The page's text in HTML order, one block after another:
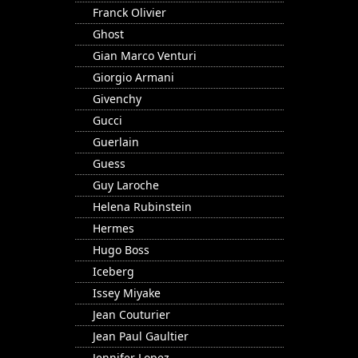
Franck Olivier
Ghost
Gian Marco Venturi
Giorgio Armani
Givenchy
Gucci
Guerlain
Guess
Guy Laroche
Helena Rubinstein
Hermes
Hugo Boss
Iceberg
Issey Miyake
Jean Couturier
Jean Paul Gaultier